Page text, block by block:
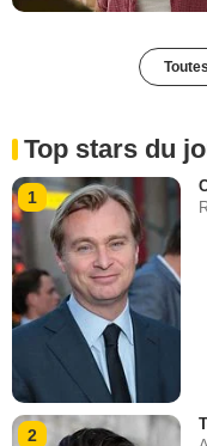
Top stars du
1
2